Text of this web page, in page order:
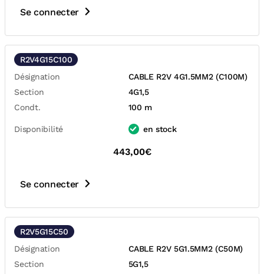
Se connecter
R2V4G15C100
Désignation
CABLE R2V 4G1.5MM2 (C100M)
Section
4G1,5
Condt.
100 m
Disponibilité en stock
443,00€
Se connecter
R2V5G15C50
Désignation
CABLE R2V 5G1.5MM2 (C50M)
Section
5G1,5